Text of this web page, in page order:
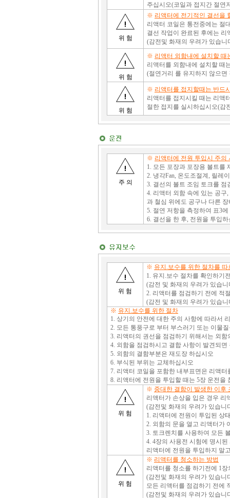
주십시오(코일과 접지간 절연
위 험
※ 리액터에 전기적인 결선을
리액터 코일은 통전중에는 절
결선 작업이 완료된 후에는
(감전및 화재의 우려가 있습니
위 험
※ 리액터 외함내에 설치할
리액터를 외함내에 설치할 때
(절연거리 를 유지하지 않으
위 험
※ 리액터를 접지할때는 반드
리액터를 접지시킬 때는 리액
절한 접지를 실시하십시오(감
주 의
※ 리액터에 전원 투입시 주의
1. 모든 포장과 포장용 볼트를
2. 냉각Fan, 온도조절계, 릴레
3. 결선의 볼트 조임 토크를
4. 리액터 외함 속에 있는 공
과 철심 위에도 공구나 다른
5. 절연 저항을 측정하여 표3
6. 결선을 한 후, 전원을 투입
위 험
※ 유지.보수를 위한 절차를 따
1. 유지.보수 절차를 확인하기
(감전 및 화재의 우려가 있습니
2. 리액터를 점검하기 전에 적
(감전 및 화재의 우려가 있습니
※ 유지.보수를 위한 절차
1. 상기의 안전에 대한 주의 사항에 따라서
2. 모든 통풍구로 부터 부스러기 또는 이물
3. 리액터의 권선을 점검하기 위해서는 외함
4. 외함을 점검하시고 결합 사항이 발견되
5. 외함의 결함부분은 재도장 하십시오
6. 부식된 부위는 교체하십시오
7. 리액터 코일을 포함한 내부표면은 리액
8. 리액터에 전원을 투입할 때는 5장 운전을
위 험
※ 중대한 결함이 발생한 이후
리액터가 손상을 입은 경우 리
(감전및 화재의 우려가 있습니
1. 리액터에 전원이 투입된 상
2. 외함의 문을 열고 리액터가
3. 토크렌치를 사용하여 모든
4. 4장의 사용전 시험에 명시
리액터에 전원을 투입하지 말
위 험
※ 리액터를 청소하는 방법
리액터를 청소를 하기전에 1
(감전및 화재의 우려가 있습니
모든 리액터를 점검하기 전에
(감전및 화재의 우려가 있습니